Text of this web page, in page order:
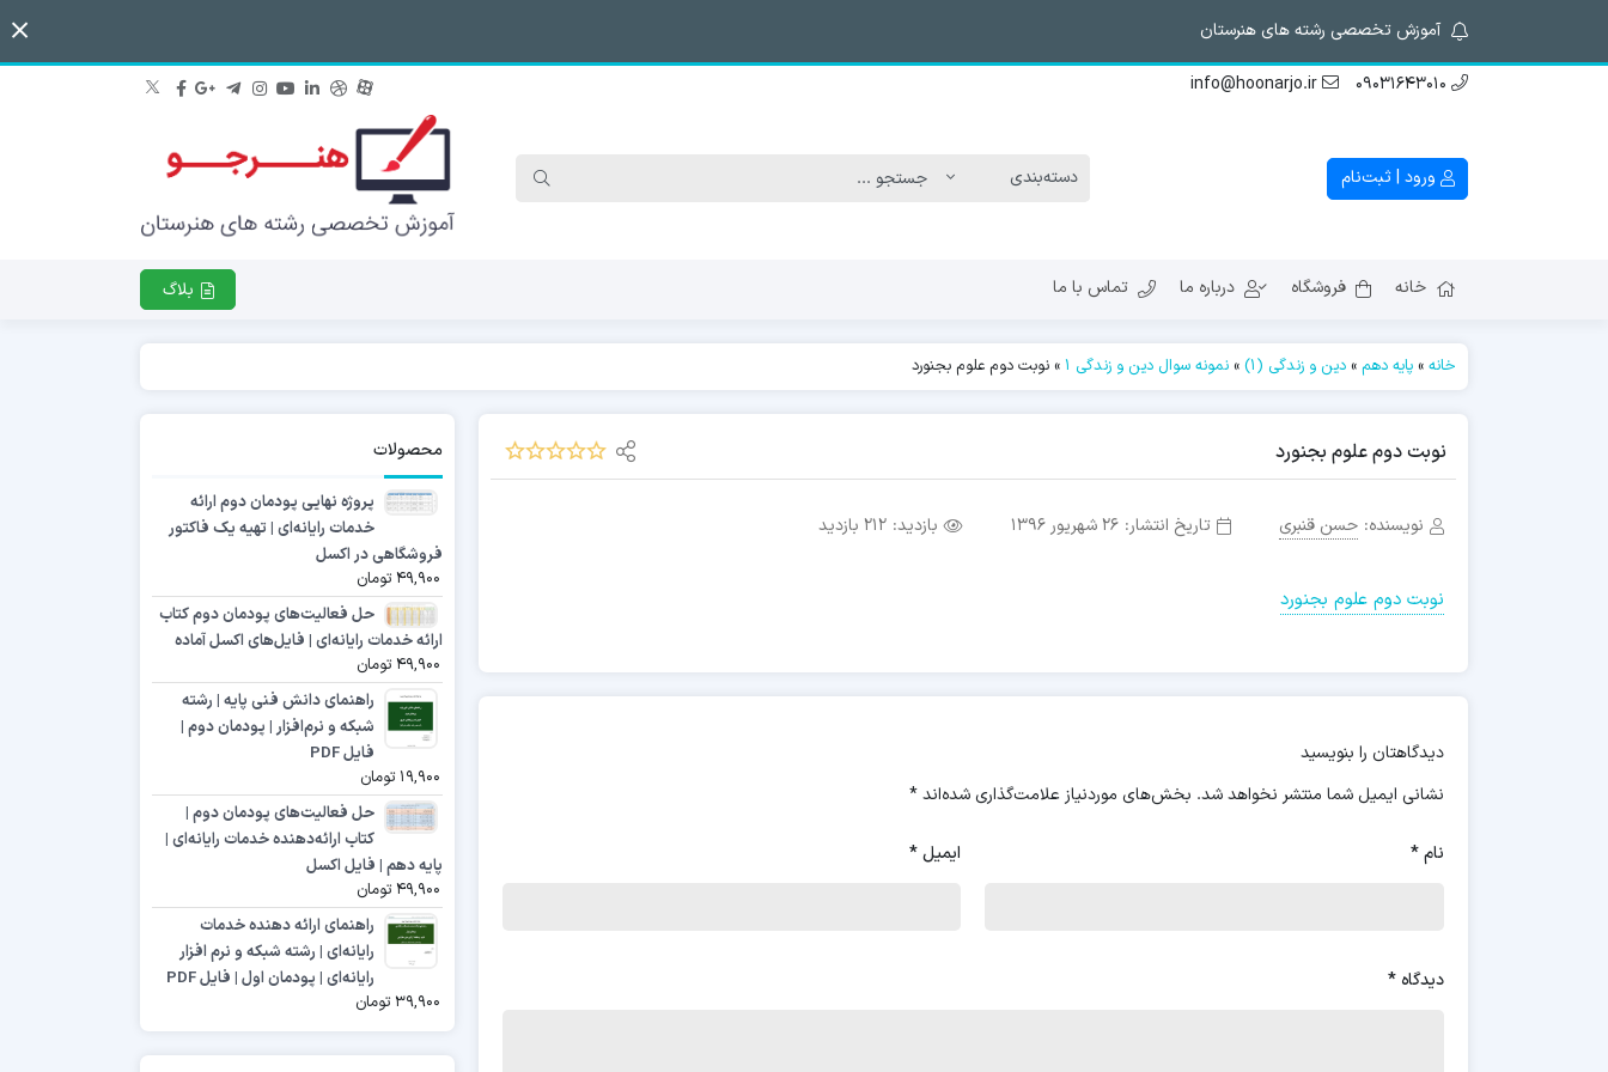
آموزش تخصصی رشته های هنرستان
09031643010
info@hoonarjo.ir
ورود | ثبت‌نام
خانه فروشگاه درباره ما تماس با ما بلاگ
خانه » پایه دهم » دین و زندگی (1) » نمونه سوال دین و زندگی ۱ » نوبت دوم علوم بجنورد
نوبت دوم علوم بجنورد
نویسنده: حسن قنبری تاریخ انتشار: 26 شهریور 1396 بازدید: 212 بازدید
نوبت دوم علوم بجنورد
دیدگاهتان را بنویسید
نشانی ایمیل شما منتشر نخواهد شد. بخش‌های موردنیاز علامت‌گذاری شده‌اند*
نام* ایمیل*
دیدگاه *
محصولات
پروژه نهایی پودمان دوم ارائه
خدمات رایانه‌ای | تهیه یک فاکتور
فروشگاهی در اکسل
49,900 تومان
حل فعالیت‌های پودمان دوم کتاب
ارائه خدمات رایانه‌ای | فایل‌های اکسل آماده
49,900 تومان
راهنمای دانش فنی پایه | رشته
شبکه و نرم‌افزار | پودمان دوم |
فایل PDF
19,900 تومان
حل فعالیت‌های پودمان دوم |
کتاب ارائه‌دهنده خدمات رایانه‌ای |
پایه دهم | فایل اکسل
49,900 تومان
راهنمای ارائه دهنده خدمات
رایانه‌ای | رشته شبکه و نرم افزار
رایانه‌ای | پودمان اول | فایل PDF
39,900 تومان